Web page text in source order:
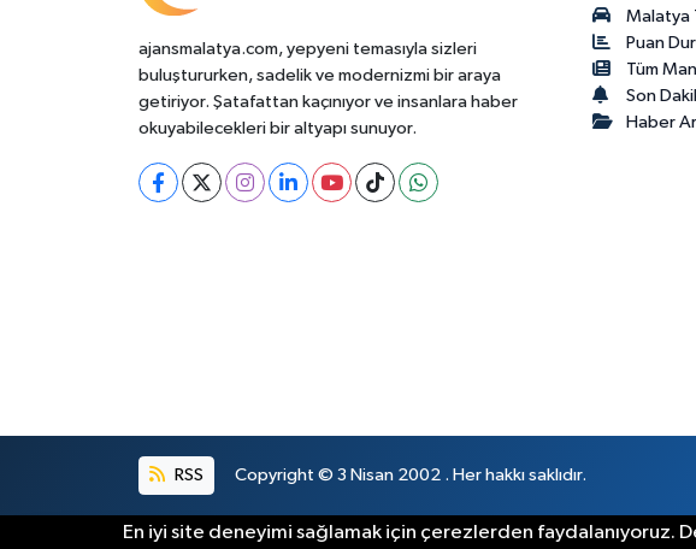
ajansmalatya.com, yepyeni temasıyla sizleri
buluştururken, sadelik ve modernizmi bir araya
getiriyor. Şatafattan kaçınıyor ve insanlara haber
okuyabilecekleri bir altyapı sunuyor.
Malatya
Puan
Tüm
Son
Haber
RSS Copyright © 3 Nisan 2002 . Her hakkı saklıdır.
En iyi site deneyimi sağlamak için çerezlerden faydalanıyoruz.